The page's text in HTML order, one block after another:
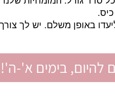
גודל. המומחיות שלנו
משלם. יש לך צורך
בימים א'-ה'!